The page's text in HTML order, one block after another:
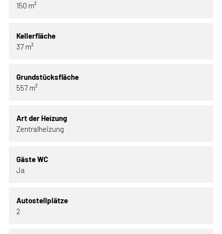
150 m²
Kellerfläche
37 m²
Grundstücksfläche
557 m²
Art der Heizung
Zentralheizung
Gäste WC
Ja
Autostellplätze
2